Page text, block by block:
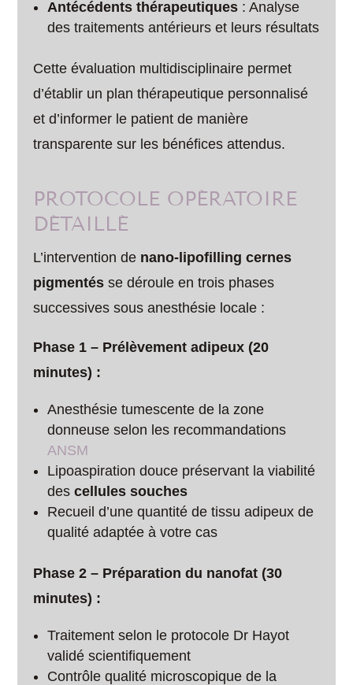
Antécédents thérapeutiques : Analyse
des traitements antérieurs et leurs résultats
Cette évaluation multidisciplinaire permet
d’établir un plan thérapeutique personnalisé
et d’informer le patient de manière
transparente sur les bénéfices attendus.
PROTOCOLE OPÉRATOIRE
DÉTAILLÉ
L’intervention de nano-lipofilling cernes
pigmentés se déroule en trois phases
successives sous anesthésie locale :
Phase 1 – Prélèvement adipeux (20
minutes) :
Anesthésie tumescente de la zone
donneuse selon les recommandations
ANSM
Lipoaspiration douce préservant la viabilité
descellules souches
Recueil d’une quantité de tissu adipeux de
qualité adaptée à votre cas
Phase 2 – Préparation du nanofat (30
minutes) :
Traitement selon le protocole Dr Hayot
validé scientifiquement
Contrôle qualité microscopique de la